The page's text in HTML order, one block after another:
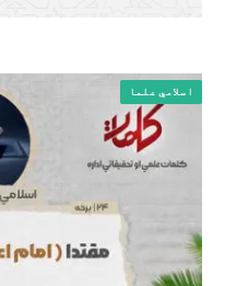
اسلامي علما